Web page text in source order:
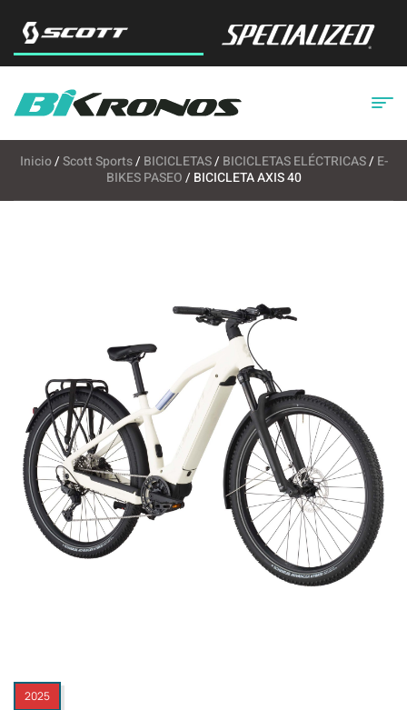
Inicio/Scott Sports/ BICICLETAS/ BICICLETAS ELÉCTRICAS/ E-
BIKES PASEO/ BICICLETA AXIS 40
2025